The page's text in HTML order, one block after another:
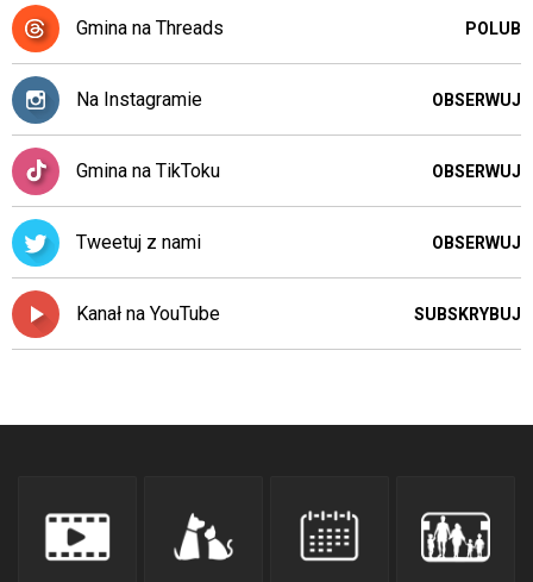
czytniku
oraz
mogą
być
wyposażone
w
dedykowane
skróty
klawiaturowe
przyjęte
dla
danej
platformy.
Gmina na Threads POLUB
Na Instagramie OBSERWUJ
Gmina na TikToku OBSERWUJ
Tweetuj z nami OBSERWUJ
Kanał na YouTube SUBSKRYBUJ